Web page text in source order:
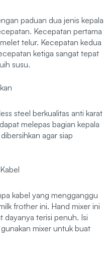
paduan dua jenis kepala
Kecepatan pertama
telur. Kecepatan kedua
ketiga sangat tepat
susu.
steel berkualitas anti karat
melepas bagian kepala
agar siap
kabel yang mengganggu
frother ini. Hand mixer ini
dayanya terisi penuh. Isi
mixer untuk buat